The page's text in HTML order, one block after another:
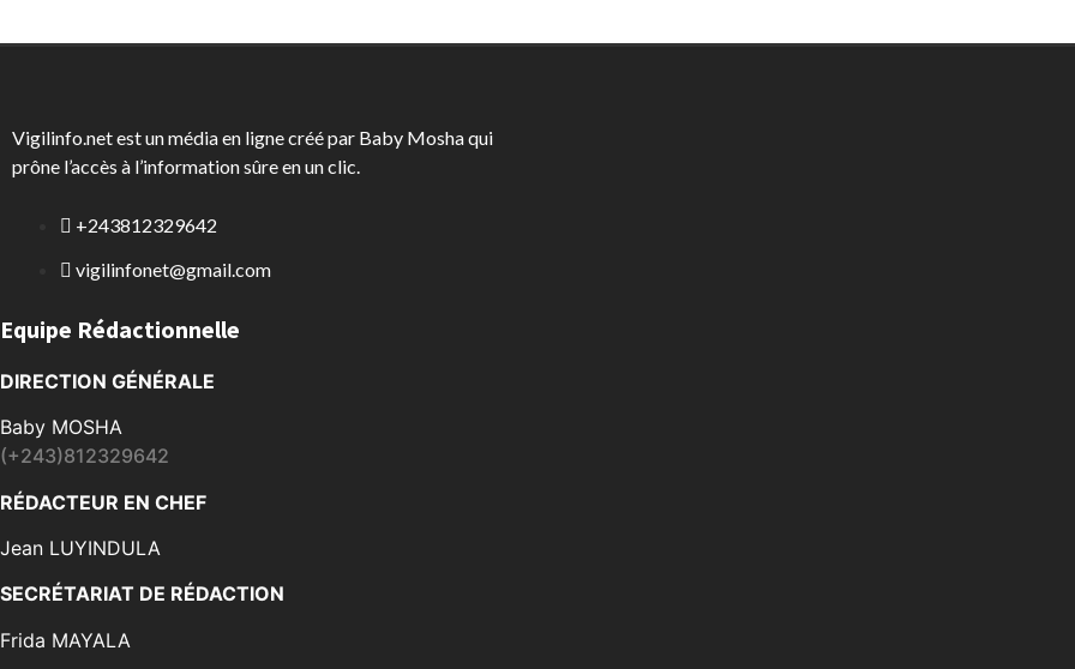
Vigilinfo.net est un média en ligne créé par Baby Mosha qui
prône l’accès à l’information sûre en un clic.
+243812329642
vigilinfonet@gmail.com
Equipe Rédactionnelle
DIRECTION GÉNÉRALE
Baby MOSHA
(+243)812329642
RÉDACTEUR EN CHEF
Jean LUYINDULA
SECRÉTARIAT DE RÉDACTION
Frida MAYALA